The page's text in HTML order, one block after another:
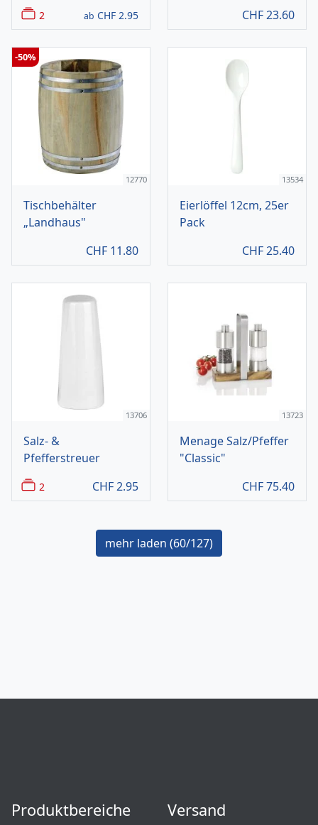
2 ab CHF 2.95
CHF23.60
12770
Tischbehälter
„Landhaus"
CHF 11.80
-50%
13534
Eierlöffel 12cm, 25er
Pack
CHF25.40
13706
Salz- &
Pfefferstreuer
2 CHF2.95
13723
Menage Salz/Pfeffer
"Classic"
CHF75.40
mehr laden (60/127)
Produktbereiche Versand